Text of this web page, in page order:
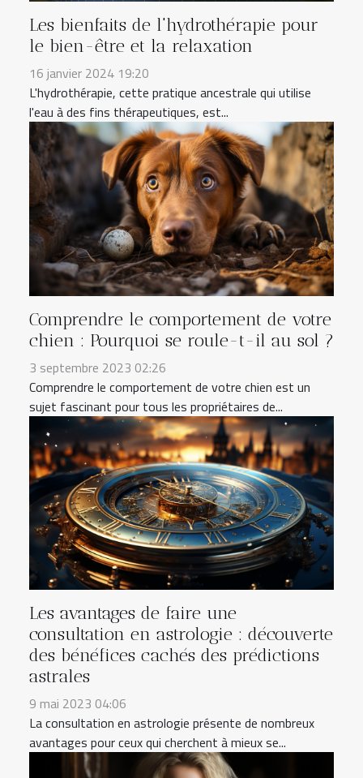
Les bienfaits de l'hydrothérapie pour
le bien-être et la relaxation
16 janvier 2024 19:20
L'hydrothérapie, cette pratique ancestrale qui utilise
l'eau à des fins thérapeutiques, est...
Comprendre le comportement de votre
chien : Pourquoi se roule-t-il au sol ?
3 septembre 2023 02:26
Comprendre le comportement de votre chien est un
sujet fascinant pour tous les propriétaires de...
Les avantages de faire une
consultation en astrologie : découverte
des bénéfices cachés des prédictions
astrales
9 mai 2023 04:06
La consultation en astrologie présente de nombreux
avantages pour ceux qui cherchent à mieux se...